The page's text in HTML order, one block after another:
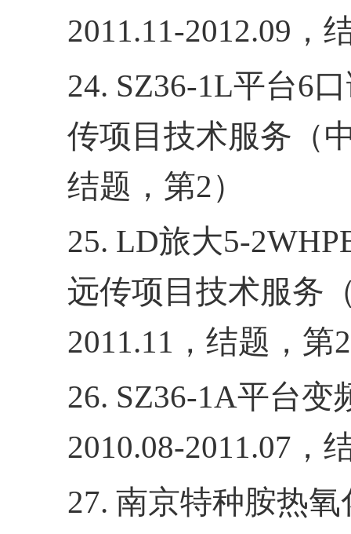
2011.11-2012.09 ，
24. SZ36-1L平台6
传项目技术服务（
结题，第2）
25. LD旅大5-
远传项目技术服务
2011.11 ，结题，第2
26. SZ36-1A平台变
2010.08-2011.07 ，
27. 南京特种胺热